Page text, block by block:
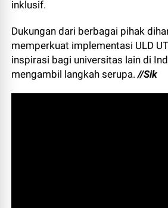
inklusif.
Dukungan dari berbagai pihak
memperkuat implementasi ULD
inspirasi bagi universitas lain di
mengambil langkah serupa. //Sik